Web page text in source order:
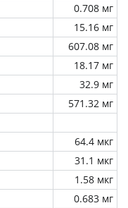
0.708 мг
15.16 мг
607.08 мг
18.17 мг
32.9 мг
571.32 мг
64.4 мкг
31.1 мкг
1.58 мкг
0.683 мг